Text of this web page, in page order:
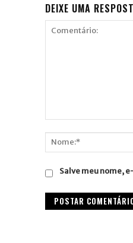
DEIXE UMA
Salve meu nome,